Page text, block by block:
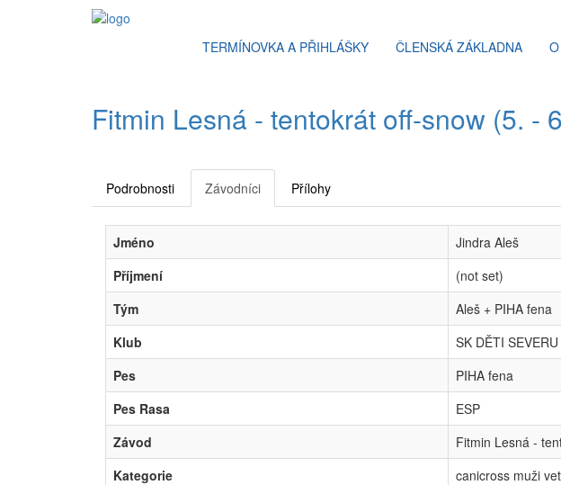
TERMÍNOVKA A PŘIHLÁŠKY ČLENSKÁ ZÁKLADNA
Fitmin Lesná - tentokrát off-snow (5. -
Podrobnosti Závodníci Přílohy
Jméno
Jindra Aleš
Příjmení
(not set)
Tým
Aleš + PIHA fena
Klub
SK DĚTI SEVERU
Pes
PIHA fena
Pes Rasa
ESP
Závod
Fitmin Lesná -
Kategorie
canicross muži